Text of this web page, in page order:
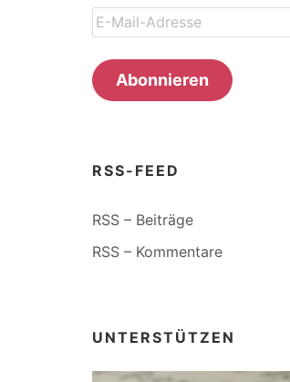
E-
Mail-
Adresse
Abonnieren
RSS-FEED
RSS – Beiträge
RSS – Kommentare
UNTERSTÜTZEN